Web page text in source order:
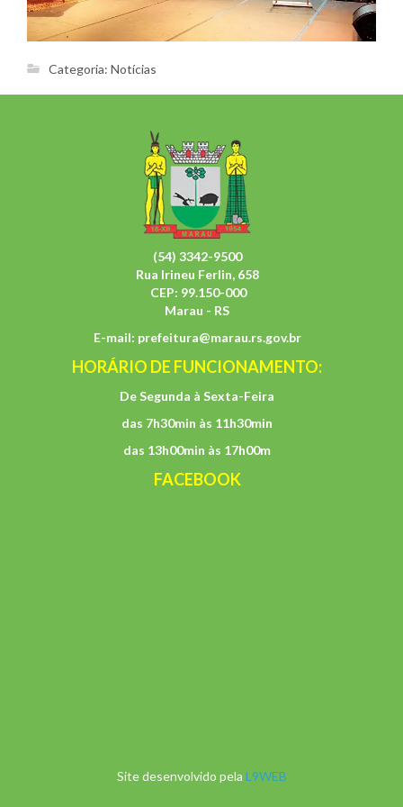
Categoria: Notícias
(54) 3342-9500
Rua Irineu Ferlin, 658
CEP: 99.150-000
Marau - RS
E-mail: prefeitura@marau.rs.gov.br
HORÁRIO DE FUNCIONAMENTO:
De Segunda à Sexta-Feira
das 7h30min às 11h30min
das 13h00min às 17h00m
FACEBOOK
Site desenvolvido pela L9WEB